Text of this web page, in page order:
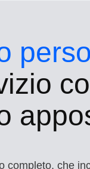
completo, che